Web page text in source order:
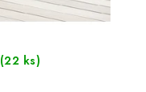
(22 ks)